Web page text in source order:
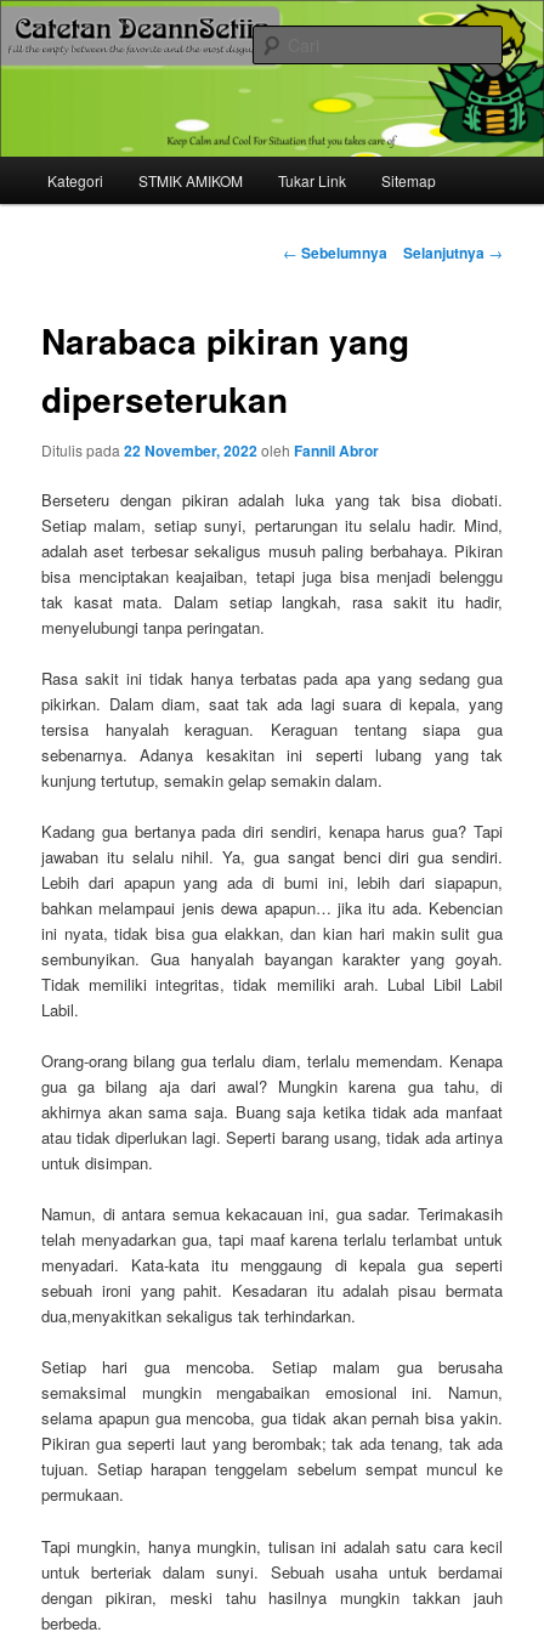
Mari bermimpi dan ciptakan kehendak
Cari
Langsung
utama
Kategori STMIK AMIKOM Tukar Link Sitemap
Navigasi
← Sebelumnya Selanjutnya →
Narabaca pikiran yang
diperseterukan
Ditulis pada22 November, 2022olehFannil Abror
Berseteru dengan pikiran adalah luka yang tak bisa diobati.
Setiap malam, setiap sunyi, pertarungan itu selalu hadir. Mind,
adalah aset terbesar sekaligus musuh paling berbahaya. Pikiran
bisa menciptakan keajaiban, tetapi juga bisa menjadi belenggu
tak kasat mata. Dalam setiap langkah, rasa sakit itu hadir,
menyelubungi tanpa peringatan.
Rasa sakit ini tidak hanya terbatas pada apa yang sedang gua
pikirkan. Dalam diam, saat tak ada lagi suara di kepala, yang
tersisa hanyalah keraguan. Keraguan tentang siapa gua
sebenarnya. Adanya kesakitan ini seperti lubang yang tak
kunjung tertutup, semakin gelap semakin dalam.
Kadang gua bertanya pada diri sendiri, kenapa harus gua? Tapi
jawaban itu selalu nihil. Ya, gua sangat benci diri gua sendiri.
Lebih dari apapun yang ada di bumi ini, lebih dari siapapun,
bahkan melampaui jenis dewa apapun… jika itu ada. Kebencian
ini nyata, tidak bisa gua elakkan, dan kian hari makin sulit gua
sembunyikan. Gua hanyalah bayangan karakter yang goyah.
Tidak memiliki integritas, tidak memiliki arah. Lubal Libil Labil
Labil.
Orang-orang bilang gua terlalu diam, terlalu memendam. Kenapa
gua ga bilang aja dari awal? Mungkin karena gua tahu, di
akhirnya akan sama saja. Buang saja ketika tidak ada manfaat
atau tidak diperlukan lagi. Seperti barang usang, tidak ada artinya
untuk disimpan.
Namun, di antara semua kekacauan ini, gua sadar. Terimakasih
telah menyadarkan gua, tapi maaf karena terlalu terlambat untuk
menyadari. Kata-kata itu menggaung di kepala gua seperti
sebuah ironi yang pahit. Kesadaran itu adalah pisau bermata
dua,menyakitkan sekaligus tak terhindarkan.
Setiap hari gua mencoba. Setiap malam gua berusaha
semaksimal mungkin mengabaikan emosional ini. Namun,
selama apapun gua mencoba, gua tidak akan pernah bisa yakin.
Pikiran gua seperti laut yang berombak; tak ada tenang, tak ada
tujuan. Setiap harapan tenggelam sebelum sempat muncul ke
permukaan.
Tapi mungkin, hanya mungkin, tulisan ini adalah satu cara kecil
untuk berteriak dalam sunyi. Sebuah usaha untuk berdamai
dengan pikiran, meski tahu hasilnya mungkin takkan jauh
berbeda.